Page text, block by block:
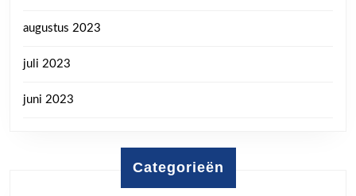
augustus 2023
juli 2023
juni 2023
Categorieën